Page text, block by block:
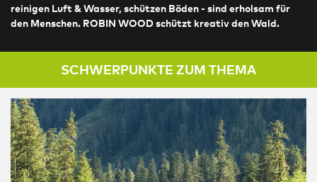
reinigen Luft & Wasser, schützen Böden - sind erholsam für
den Menschen. ROBIN WOOD schützt kreativ den Wald.
SCHWERPUNKTE ZUM THEMA